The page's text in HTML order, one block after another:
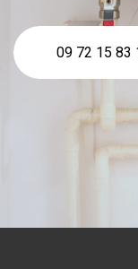
09 72 15 83